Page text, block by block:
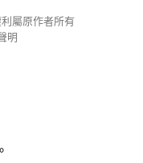
屬原作者所有
明